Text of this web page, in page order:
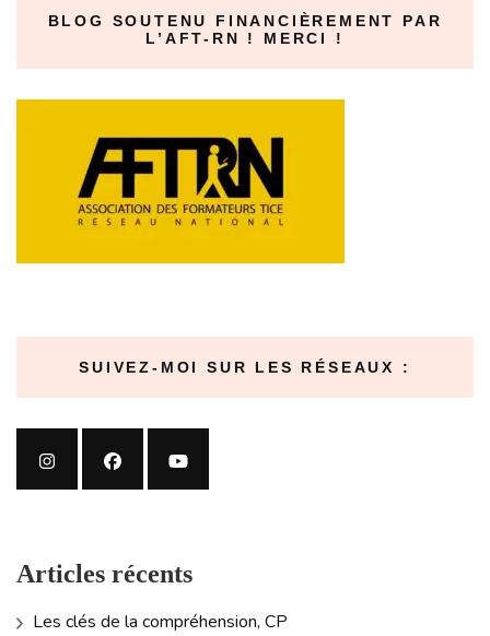
BLOG SOUTENU FINANCIÈREMENT PAR
L’AFT-RN ! MERCI !
SUIVEZ-MOI SUR LES RÉSEAUX :
Articles récents
Les clés de la compréhension, CP